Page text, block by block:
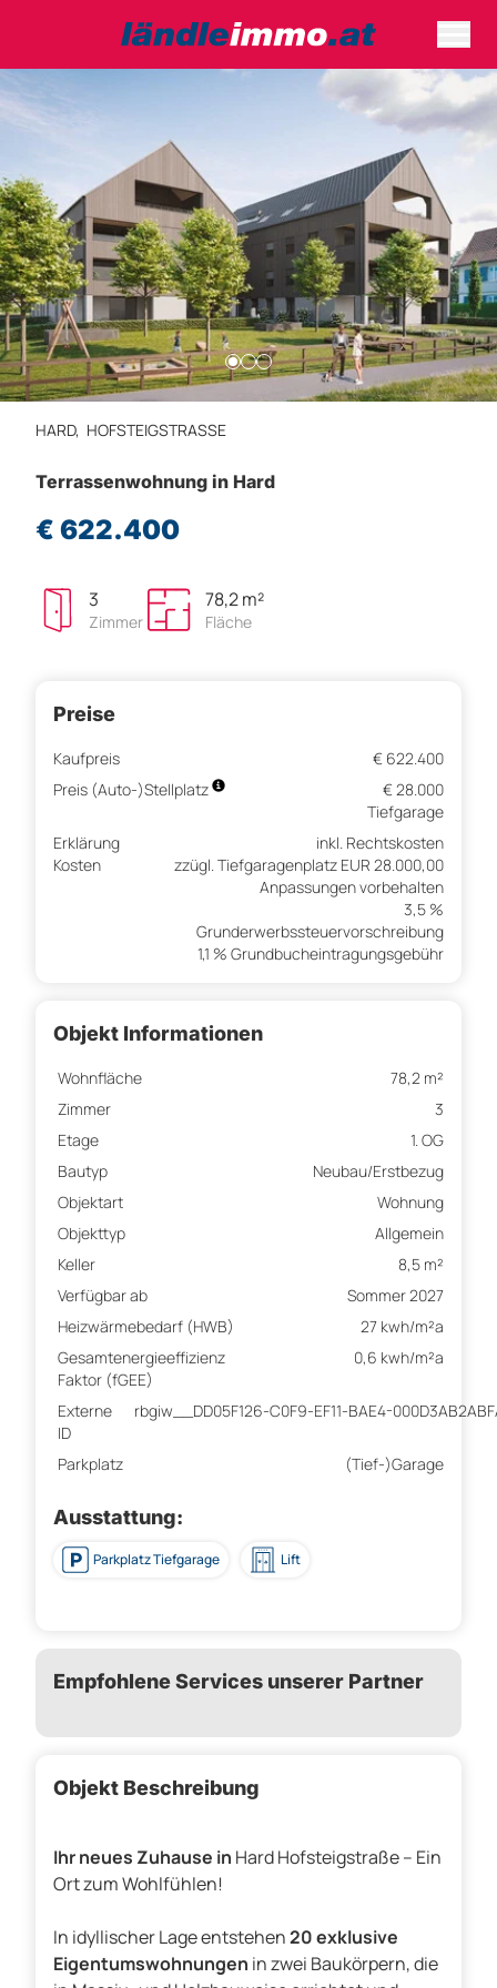
HARD, HOFSTEIGSTRASSE
Terrassenwohnung in Hard
€ 622.400
3
Zimmer
78,2 m²
Fläche
Preise
Kaufpreis
€ 622.400
Preis (Auto-)Stellplatz
€ 28.000
Tiefgarage
Erklärung
Kosten
inkl. Rechtskosten
zzügl. Tiefgaragenplatz EUR 28.000,00
Anpassungen vorbehalten
3,5 %
Grunderwerbssteuervorschreibung
1,1 % Grundbucheintragungsgebühr
Objekt Informationen
Wohnfläche
78,2 m²
Zimmer
3
Etage
1. OG
Bautyp
Neubau/Erstbezug
Objektart
Wohnung
Objekttyp
Allgemein
Keller
8,5 m²
Verfügbar ab
Sommer 2027
Heizwärmebedarf (HWB)
27 kwh/m²a
Gesamtenergieeffizienz
Faktor (fGEE)
0,6 kwh/m²a
Externe
ID
rbgiw__DD05F126-C0F9-EF11-BAE4-
Parkplatz (Tief-)Garage
Ausstattung:
Parkplatz Tiefgarage Lift
Empfohlene Services unserer Partner
Objekt Beschreibung
Ihr neues Zuhause in Hard Hofsteigstraße – Ein
Ort zum Wohlfühlen!
In idyllischer Lage entstehen20 exklusive
Eigentumswohnungen in zwei Baukörpern, die